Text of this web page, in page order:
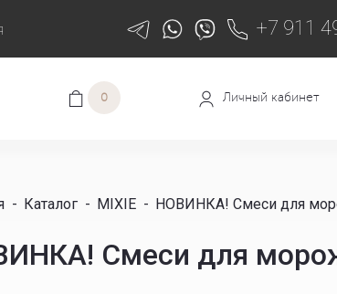
+7 911
0 Личный кабинет
- Каталог - MIXIE - НОВИНКА! Смеси для
Смеси для